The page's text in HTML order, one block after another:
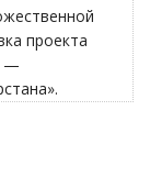
проекта
—